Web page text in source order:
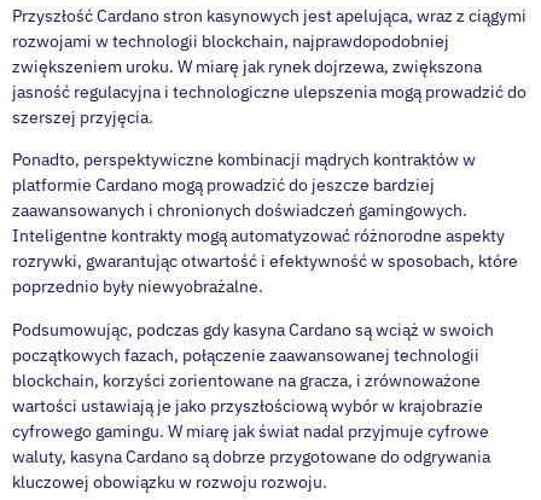
Przyszłość Cardano stron kasynowych jest apelująca, wraz z ciągymi
rozwojami w technologii blockchain, najprawdopodobniej
zwiększeniem uroku. W miarę jak rynek dojrzewa, zwiększona
jasność regulacyjna i technologiczne ulepszenia mogą prowadzić do
szerszej przyjęcia.
Ponadto, perspektywiczne kombinacji mądrych kontraktów w
platformie Cardano mogą prowadzić do jeszcze bardziej
zaawansowanych i chronionych doświadczeń gamingowych.
Inteligentne kontrakty mogą automatyzować różnorodne aspekty
rozrywki, gwarantując otwartość i efektywność w sposobach, które
poprzednio były niewyobrażalne.
Podsumowując, podczas gdy kasyna Cardano są wciąż w swoich
początkowych fazach, połączenie zaawansowanej technologii
blockchain, korzyści zorientowane na gracza, i zrównoważone
wartości ustawiają je jako przyszłościową wybór w krajobrazie
cyfrowego gamingu. W miarę jak świat nadal przyjmuje cyfrowe
waluty, kasyna Cardano są dobrze przygotowane do odgrywania
kluczowej obowiązku w rozwoju rozwoju.